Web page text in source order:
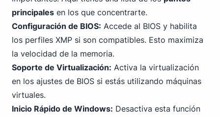
principales en los que concentrarte.
Configuración de BIOS: Accede al BIOS y habilita
los perfiles XMP si son compatibles. Esto maximiza
la velocidad de la memoria.
Soporte de Virtualización: Activa la virtualización
en los ajustes de BIOS si estás utilizando máquinas
virtuales.
Inicio Rápido de Windows: Desactiva esta función